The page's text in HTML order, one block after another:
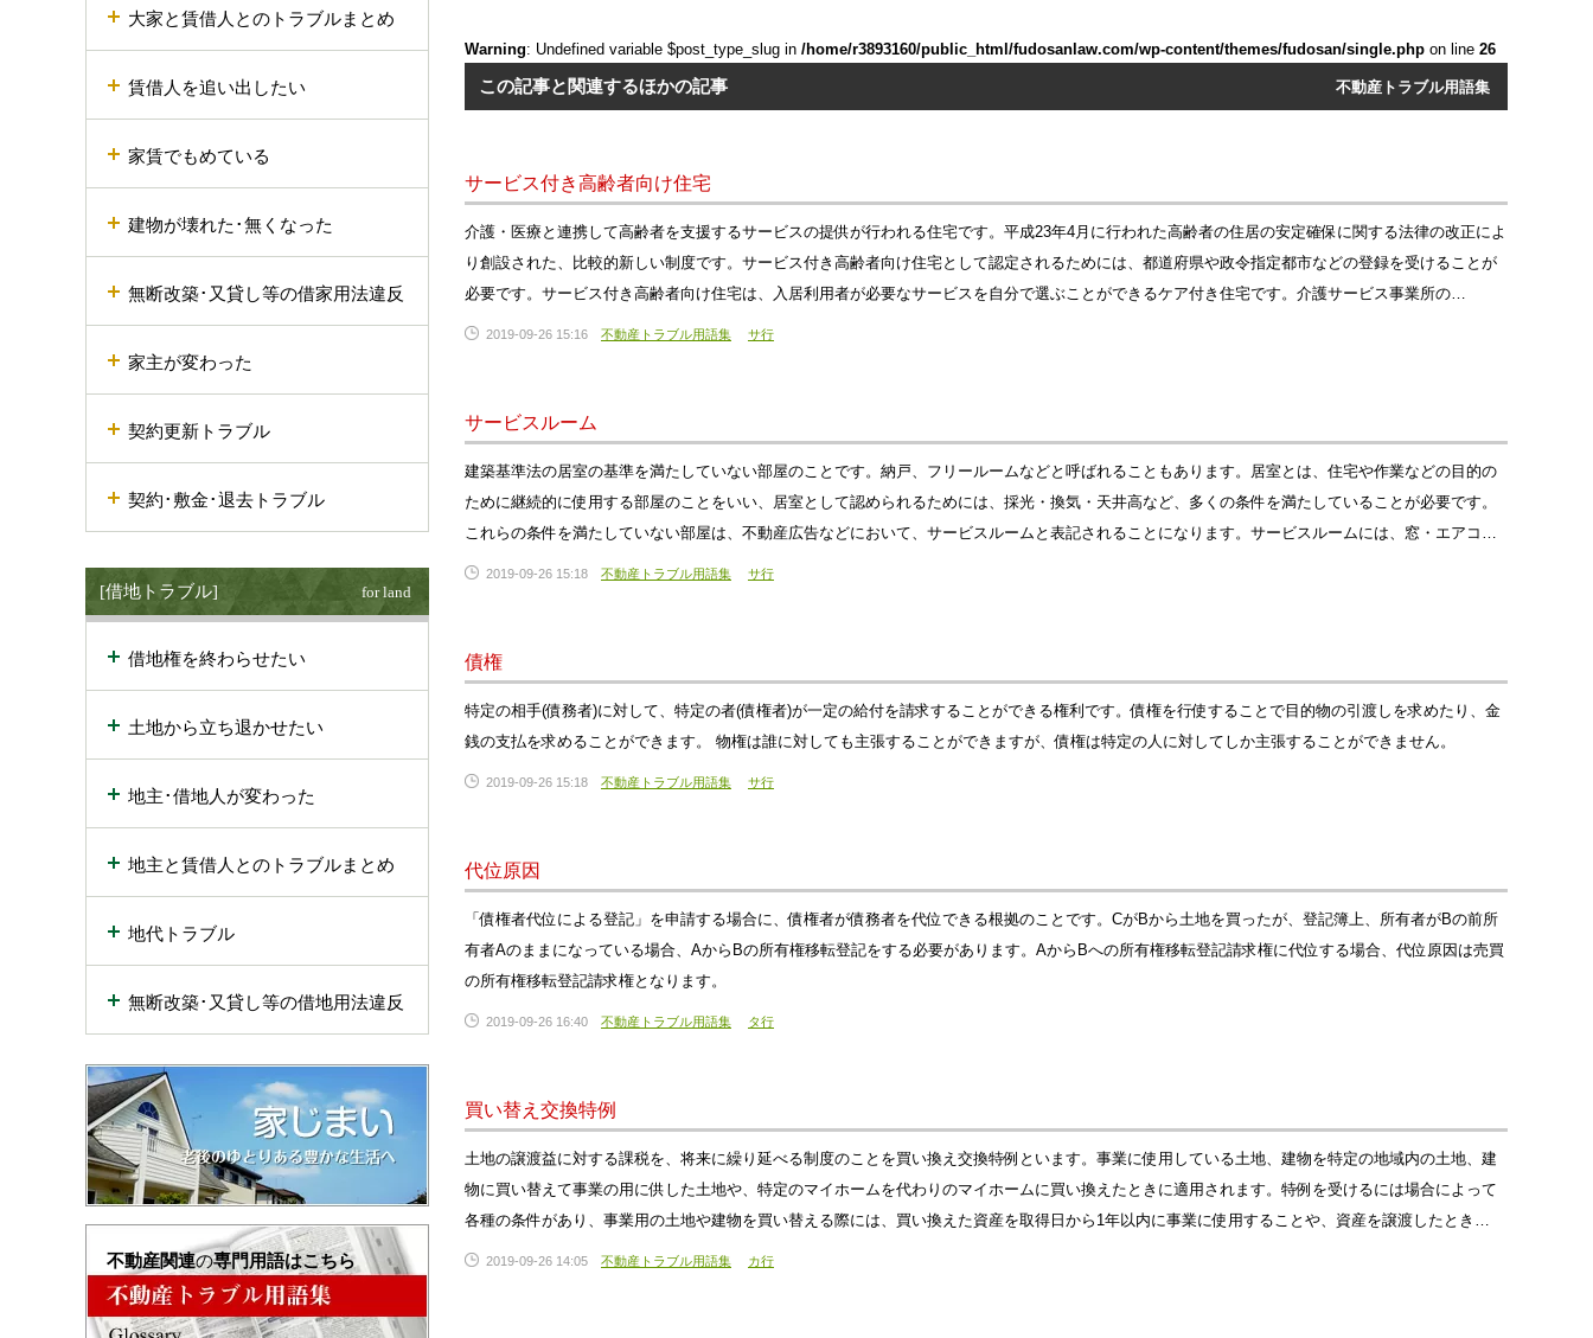
Warning: Undefined variable $post_type_slug in /home/r3893160/public_html/fudosanlaw.com/wp-content/themes/fudosan/single.php on line 26
この記事と関連するほかの記事 不動産トラブル用語集
サービス付き高齢者向け住宅
介護・医療と連携して高齢者を支援するサービスの提供が行われる住宅です。平成23年4月に行われた高齢者の住居の安定確保に関する法律の改正によ
り創設された、比較的新しい制度です。サービス付き高齢者向け住宅として認定されるためには、都道府県や政令指定都市などの登録を受けることが
必要です。サービス付き高齢者向け住宅は、入居利用者が必要なサービスを自分で選ぶことができるケア付き住宅です。介護サービス事業所の…
2019-09-26 15:16 不動産トラブル用語集 サ行
サービスルーム
建築基準法の居室の基準を満たしていない部屋のことです。納戸、フリールームなどと呼ばれることもあります。居室とは、住宅や作業などの目的の
ために継続的に使用する部屋のことをいい、居室として認められるためには、採光・換気・天井高など、多くの条件を満たしていることが必要です。
これらの条件を満たしていない部屋は、不動産広告などにおいて、サービスルームと表記されることになります。サービスルームには、窓・エアコ…
2019-09-26 15:18 不動産トラブル用語集 サ行
債権
特定の相手(債務者)に対して、特定の者(債権者)が一定の給付を請求することができる権利です。債権を行使することで目的物の引渡しを求めたり、金
銭の支払を求めることができます。 物権は誰に対しても主張することができますが、債権は特定の人に対してしか主張することができません。
2019-09-26 15:18 不動産トラブル用語集 サ行
代位原因
「債権者代位による登記」を申請する場合に、債権者が債務者を代位できる根拠のことです。CがBから土地を買ったが、登記簿上、所有者がBの前所
有者Aのままになっている場合、AからBの所有権移転登記をする必要があります。AからBへの所有権移転登記請求権に代位する場合、代位原因は売買
の所有権移転登記請求権となります。
2019-09-26 16:40 不動産トラブル用語集 タ行
買い替え交換特例
土地の譲渡益に対する課税を、将来に繰り延べる制度のことを買い換え交換特例といます。事業に使用している土地、建物を特定の地域内の土地、建
物に買い替えて事業の用に供した土地や、特定のマイホームを代わりのマイホームに買い換えたときに適用されます。特例を受けるには場合によって
各種の条件があり、事業用の土地や建物を買い替える際には、買い換えた資産を取得日から1年以内に事業に使用することや、資産を譲渡したとき…
2019-09-26 14:05 不動産トラブル用語集 カ行
大家と賃借人とのトラブルまとめ
賃借人を追い出したい
家賃でもめている
建物が壊れた･無くなった
無断改築･又貸し等の借家用法違反
家主が変わった
契約更新トラブル
契約･敷金･退去トラブル
[借地トラブル] for land
借地権を終わらせたい
土地から立ち退かせたい
地主･借地人が変わった
地主と賃借人とのトラブルまとめ
地代トラブル
無断改築･又貸し等の借地用法違反
不動産関連の専門用語はこちら